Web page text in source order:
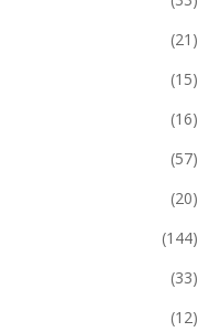
(21)
(15)
(16)
(57)
(20)
(144)
(33)
(12)